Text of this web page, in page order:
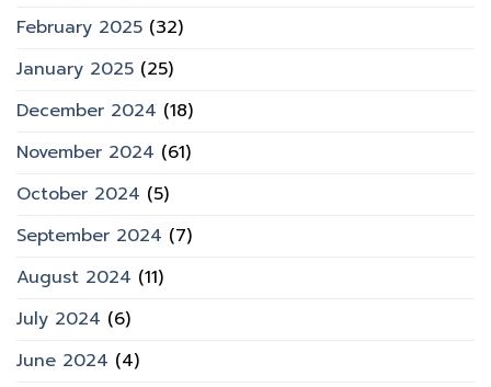
February 2025 (32)
January 2025 (25)
December 2024 (18)
November 2024 (61)
October 2024 (5)
September 2024 (7)
August 2024 (11)
July 2024 (6)
June 2024 (4)